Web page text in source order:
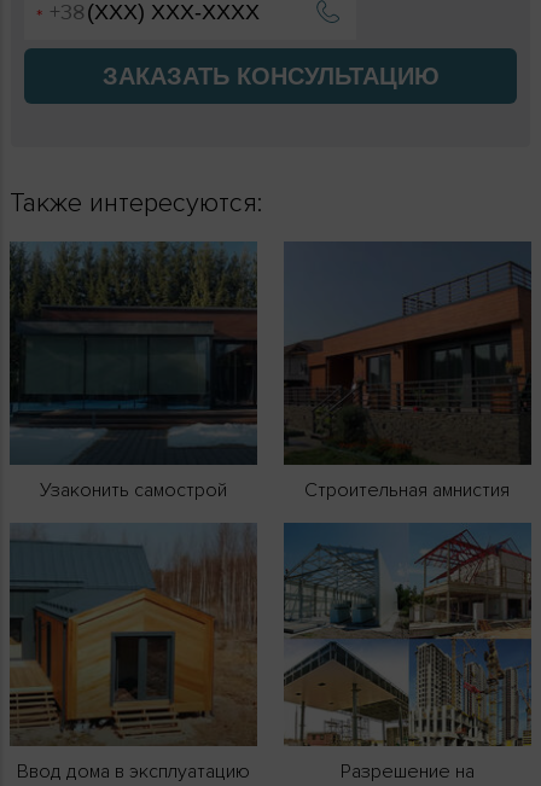
ЗАКАЗАТЬ КОНСУЛЬТАЦИЮ
Также интересуются:
Узаконить самострой Строительная амнистия
Ввод дома в эксплуатацию
Разрешение на